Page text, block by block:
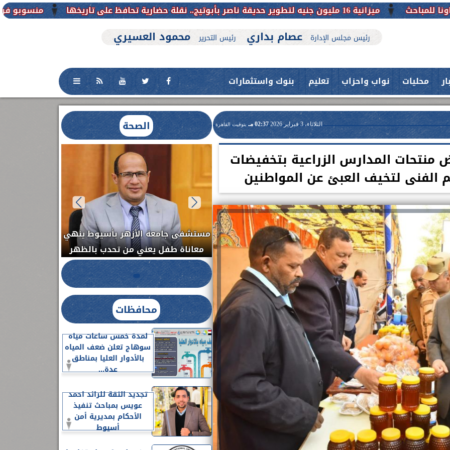
منسوبو فرع جامعة الأزهر للوجه
رئيس مجلس الإدارة عصام بداري رئيس التحرير محمود العسيري
محليات نواب واحزاب تعليم بنوك واستثمارات
الثلاثاء، 3 فبراير 2026 02:37 مـ بتوقيت القاهرة
المدارس الزراعية بتخفيضات
الصحة
العلاج الحر بمنفلوط بالتعاون مع هيئة
الدواء المصرية يشن حملة رقابية مكبرة
لضبط المنشآت الطبية المخالفة.....
حدث بمستشفيات جامعة اسيوط....
فريق طبي بقسم الأنف والأذن
والحنجرة ينجح في استئصال ورم خبيث
من...
اعلن الدكتور طارق على ، القائم بأعمال
رئيس جامعة بني سويف نجاحاً طبياً
جديد بمستشفيات الجامعة
محافظات
لمدة خمس ساعات مياه
سوهاج تعلن ضعف المياه
بالأدوار العليا بمناطق
عدة...
تجديد الثقة للرائد احمد
عويس بمباحث تنفيذ
الأحكام بمديرية أمن
أسيوط